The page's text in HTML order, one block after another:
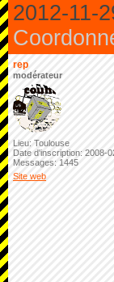
2012-11-
rep
modérateur
Lieu: Toulouse
Date d'inscription: 2008-
Messages: 1445
Site web